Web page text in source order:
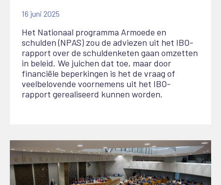
16 juni 2025
Het Nationaal programma Armoede en
schulden (NPAS) zou de adviezen uit het IBO-
rapport over de schuldenketen gaan omzetten
in beleid. We juichen dat toe, maar door
financiële beperkingen is het de vraag of
veelbelovende voornemens uit het IBO-
rapport gerealiseerd kunnen worden.